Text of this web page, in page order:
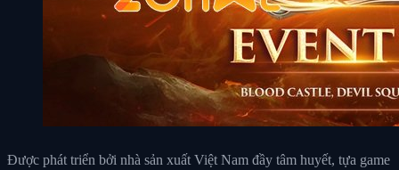
Được phát triển bởi nhà sản xuất Việt Nam đầy tâm huyết, tựa game